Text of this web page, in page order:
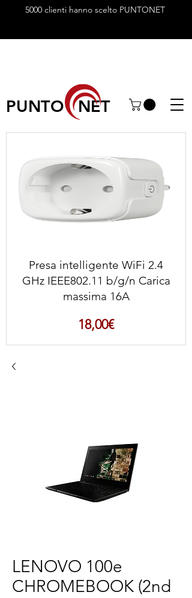
5000 clienti hanno scelto PUNTONET
PUNTO NET
Presa intelligente WiFi 2.4
GHz IEEE802.11 b/g/n Carica
massima 16A
18,00€Prezzo
LENOVO 100e
CHROMEBOOK (2nd